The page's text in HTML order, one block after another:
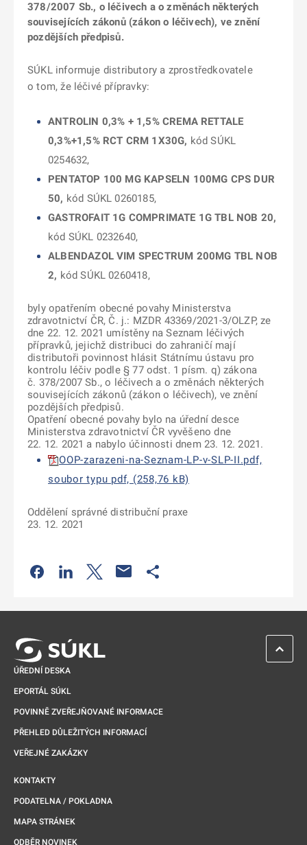
378/2007 Sb., o léčivech a o změnách některých
souvisejících zákonů (zákon o léčivech), ve znění
pozdějších předpisů.
SÚKL informuje distributory a zprostředkovatele
o tom, že léčivé přípravky:
ANTROLIN 0,3% + 1,5% CREMA RETTALE
0,3%+1,5% RCT CRM 1X30G, kód SÚKL
0254632,
PENTATOP 100 MG KAPSELN 100MG CPS DUR
50, kód SÚKL 0260185,
GASTROFAIT 1G COMPRIMATE 1G TBL NOB 20,
kód SÚKL 0232640,
ALBENDAZOL VIM SPECTRUM 200MG TBL NOB
2, kód SÚKL 0260418,
byly opatřením obecné povahy Ministerstva
zdravotnictví ČR, Č. j.: MZDR 43369/2021-3/OLZP, ze
dne 22. 12. 2021 umístěny na Seznam léčivých
přípravků, jejichž distribuci do zahraničí mají
distributoři povinnost hlásit Státnímu ústavu pro
kontrolu léčiv podle § 77 odst. 1 písm. q) zákona
č. 378/2007 Sb., o léčivech a o změnách některých
souvisejících zákonů (zákon o léčivech), ve znění
pozdějších předpisů.
Opatření obecné povahy bylo na úřední desce
Ministerstva zdravotnictví ČR vyvěšeno dne
22. 12. 2021 a nabylo účinnosti dnem 23. 12. 2021.
OOP-zarazeni-na-Seznam-LP-v-SLP-II.pdf,
soubor typu pdf, (258,76 kB)
Oddělení správné distribuční praxe
23. 12. 2021
Odkaz se otevře na nové kartě
Odkaz se otevře na nové kartě
Odkaz se otevře na nové kartě
ÚŘEDNÍ DESKA
EPORTÁL SÚKL
POVINNĚ ZVEŘEJŇOVANÉ INFORMACE
PŘEHLED DŮLEŽITÝCH INFORMACÍ
VEŘEJNÉ ZAKÁZKY
KONTAKTY
PODATELNA / POKLADNA
MAPA STRÁNEK
ODBĚR NOVINEK
ZPĚT